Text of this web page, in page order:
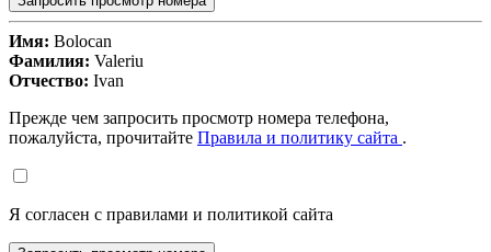
Имя: Bolocan
Фамилия: Valeriu
Отчество: Ivan
Прежде чем запросить просмотр номера телефона,
пожалуйста, прочитайте Правила и политику сайта .
Я согласен с правилами и политикой сайта